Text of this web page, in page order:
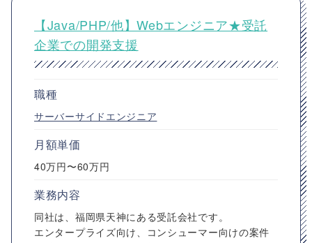
【Java/PHP/他】Webエンジニア★受託
企業での開発支援
職種
サーバーサイドエンジニア
月額単価
40万円〜60万円
業務内容
同社は、福岡県天神にある受託会社です。
エンタープライズ向け、コンシューマー向けの案件